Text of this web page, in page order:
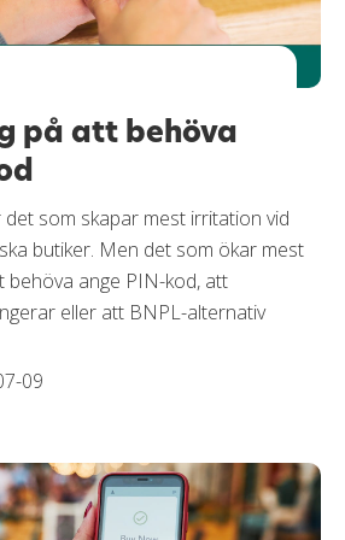
på att behöva
som skapar mest irritation vid
butiker. Men det som ökar mest
behöva ange PIN-kod, att
eller att BNPL-alternativ
09